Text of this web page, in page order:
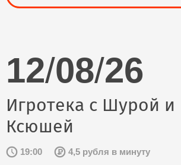
12/08/26
Игротека с Шурой и
Ксюшей
19:00 4,5 рубля в минуту